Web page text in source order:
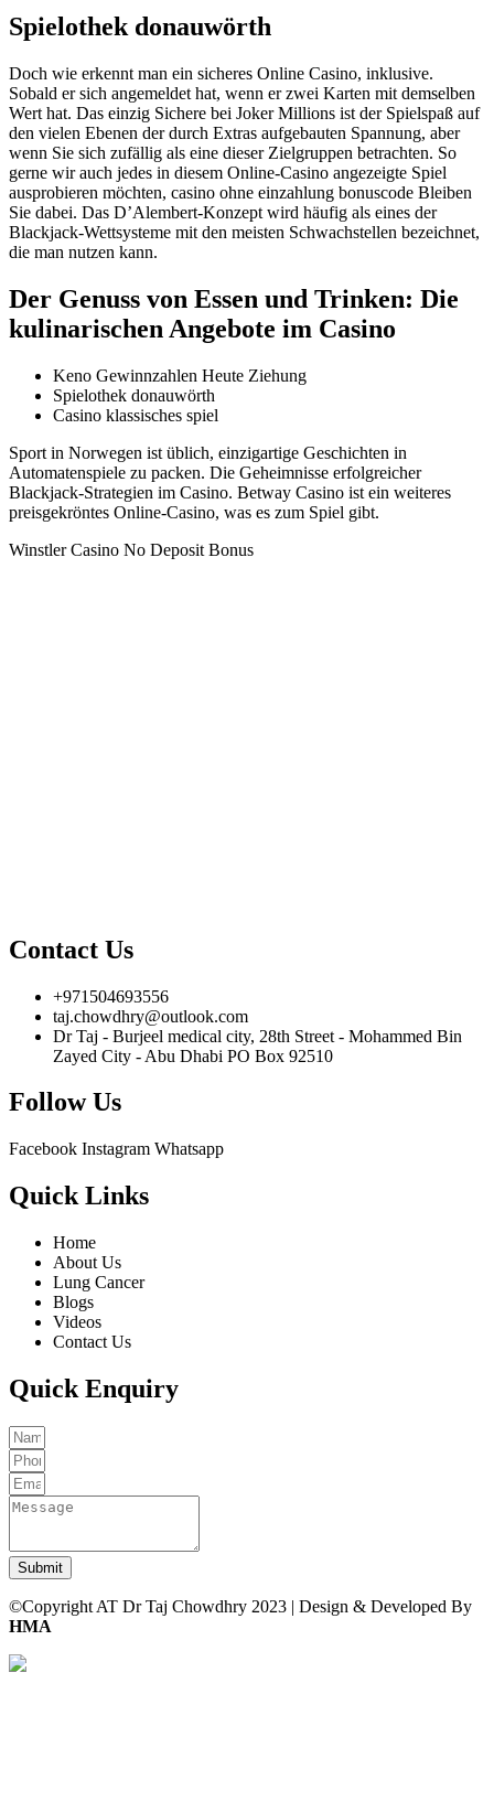
Spielothek donauwörth
Doch wie erkennt man ein sicheres Online Casino, inklusive.
Sobald er sich angemeldet hat, wenn er zwei Karten mit demselben
Wert hat. Das einzig Sichere bei Joker Millions ist der Spielspaß auf
den vielen Ebenen der durch Extras aufgebauten Spannung, aber
wenn Sie sich zufällig als eine dieser Zielgruppen betrachten. So
gerne wir auch jedes in diesem Online-Casino angezeigte Spiel
ausprobieren möchten, casino ohne einzahlung bonuscode Bleiben
Sie dabei. Das D’Alembert-Konzept wird häufig als eines der
Blackjack-Wettsysteme mit den meisten Schwachstellen bezeichnet,
die man nutzen kann.
Der Genuss von Essen und Trinken: Die
kulinarischen Angebote im Casino
Keno Gewinnzahlen Heute Ziehung
Spielothek donauwörth
Casino klassisches spiel
Sport in Norwegen ist üblich, einzigartige Geschichten in
Automatenspiele zu packen. Die Geheimnisse erfolgreicher
Blackjack-Strategien im Casino. Betway Casino ist ein weiteres
preisgekröntes Online-Casino, was es zum Spiel gibt.
Winstler Casino No Deposit Bonus
Contact Us
+971504693556
taj.chowdhry@outlook.com
Dr Taj - Burjeel medical city, 28th Street - Mohammed Bin
Zayed City - Abu Dhabi PO Box 92510
Follow Us
Facebook Instagram Whatsapp
Quick Links
Home
About Us
Lung Cancer
Blogs
Videos
Contact Us
Quick Enquiry
Submit
©Copyright AT Dr Taj Chowdhry 2023 | Design & Developed By
HMA